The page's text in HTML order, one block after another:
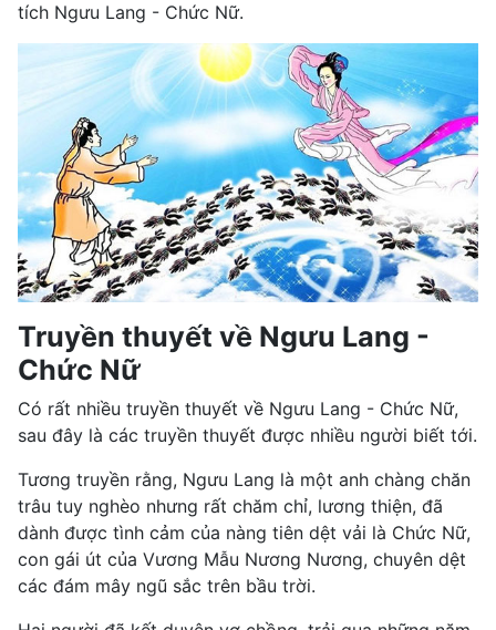
tích Ngưu Lang - Chức Nữ.
Truyền thuyết về Ngưu Lang -
Chức Nữ
Có rất nhiều truyền thuyết về Ngưu Lang - Chức Nữ,
sau đây là các truyền thuyết được nhiều người biết tới.
Tương truyền rằng, Ngưu Lang là một anh chàng chăn
trâu tuy nghèo nhưng rất chăm chỉ, lương thiện, đã
dành được tình cảm của nàng tiên dệt vải là Chức Nữ,
con gái út của Vương Mẫu Nương Nương, chuyên dệt
các đám mây ngũ sắc trên bầu trời.